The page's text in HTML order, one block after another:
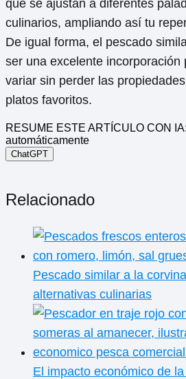
que se ajustan a diferentes
culinarios, ampliando así tu
De igual forma, el pescado
ser una excelente incorporación
variar sin perder las
platos favoritos.
RESUME ESTE ARTÍCULO CON
automáticamente
ChatGPT
Relacionado
Pescado similar a la
alternativas culinarias
El impacto económico de